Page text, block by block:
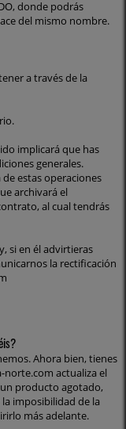
donde podrás
del mismo nombre.
a través de la
implicará que has
generales.
estas operaciones
archivará el
al cual tendrás
si en él advirtieras
la rectificación
Ahora bien, tienes
actualiza el
producto agotado,
imposibilidad de la
más adelante.